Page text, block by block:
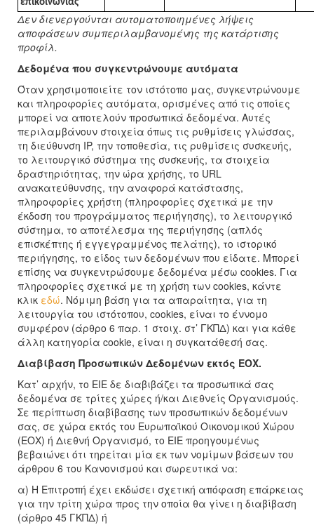
επικοινωνίας
Δεν διενεργούνται αυτοματοποιημένες λήψεις
αποφάσεων συμπεριλαμβανομένης της κατάρτισης
προφίλ.
Δεδομένα που συγκεντρώνουμε αυτόματα
Όταν χρησιμοποιείτε τον ιστότοπο μας, συγκεντρώνουμε
και πληροφορίες αυτόματα, ορισμένες από τις οποίες
μπορεί να αποτελούν προσωπικά δεδομένα. Αυτές
περιλαμβάνουν στοιχεία όπως τις ρυθμίσεις γλώσσας,
τη διεύθυνση IP, την τοποθεσία, τις ρυθμίσεις συσκευής,
το λειτουργικό σύστημα της συσκευής, τα στοιχεία
δραστηριότητας, την ώρα χρήσης, το URL
ανακατεύθυνσης, την αναφορά κατάστασης,
πληροφορίες χρήστη (πληροφορίες σχετικά με την
έκδοση του προγράμματος περιήγησης), το λειτουργικό
σύστημα, το αποτέλεσμα της περιήγησης (απλός
επισκέπτης ή εγγεγραμμένος πελάτης), το ιστορικό
περιήγησης, το είδος των δεδομένων που είδατε. Μπορεί
επίσης να συγκεντρώσουμε δεδομένα μέσω cookies. Για
πληροφορίες σχετικά με τη χρήση των cookies, κάντε
κλικ εδώ. Νόμιμη βάση για τα απαραίτητα, για τη
λειτουργία του ιστότοπου, cookies, είναι το έννομο
συμφέρον (άρθρο 6 παρ. 1 στοιχ. στ’ ΓΚΠΔ) και για κάθε
άλλη κατηγορία cookie, είναι η συγκατάθεσή σας.
Διαβίβαση Προσωπικών Δεδομένων εκτός ΕΟΧ.
Κατ’ αρχήν, το ΕΙΕ δε διαβιβάζει τα προσωπικά σας
δεδομένα σε τρίτες χώρες ή/και Διεθνείς Οργανισμούς.
Σε περίπτωση διαβίβασης των προσωπικών δεδομένων
σας, σε χώρα εκτός του Ευρωπαϊκού Οικονομικού Χώρου
(ΕΟΧ) ή Διεθνή Οργανισμό, το ΕΙΕ προηγουμένως
βεβαιώνει ότι τηρείται μία εκ των νομίμων βάσεων του
άρθρου 6 του Κανονισμού και σωρευτικά να:
α) Η Επιτροπή έχει εκδώσει σχετική απόφαση επάρκειας
για την τρίτη χώρα προς την οποία θα γίνει η διαβίβαση
(άρθρο 45 ΓΚΠΔ) ή